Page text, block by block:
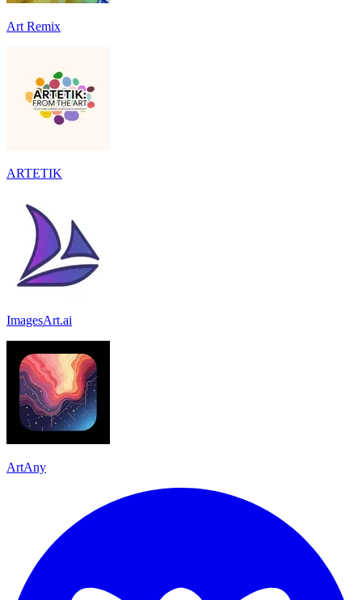
Art Remix
ARTETIK
ImagesArt.ai
ArtAny